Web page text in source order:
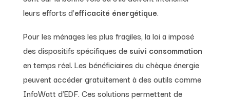
leurs efforts d’efficacité énergétique.
Pour les ménages les plus fragiles, la loi a imposé
des dispositifs spécifiques de suivi consommation
en temps réel. Les bénéficiaires du chèque énergie
peuvent accéder gratuitement à des outils comme
InfoWatt d’EDF. Ces solutions permettent de